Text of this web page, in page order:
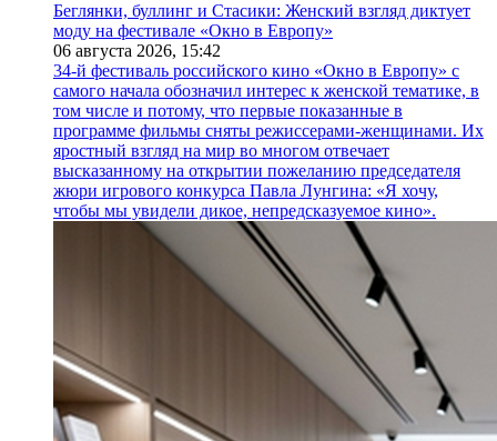
Беглянки, буллинг и Стасики: Женский взгляд диктует
моду на фестивале «Окно в Европу»
06 августа 2026, 15:42
34-й фестиваль российского кино «Окно в Европу» с
самого начала обозначил интерес к женской тематике, в
том числе и потому, что первые показанные в
программе фильмы сняты режиссерами-женщинами. Их
яростный взгляд на мир во многом отвечает
высказанному на открытии пожеланию председателя
жюри игрового конкурса Павла Лунгина: «Я хочу,
чтобы мы увидели дикое, непредсказуемое кино».